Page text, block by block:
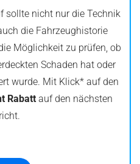
sollte nicht nur die Technik
die Fahrzeughistorie
Möglichkeit zu prüfen, ob
Schaden hat oder
wurde. Mit Klick* auf den
Rabattauf den nächsten